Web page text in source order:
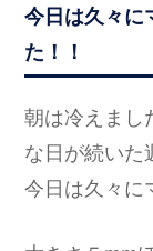
今日は久々に
た！！
朝は冷えまし
な日が続いた
今日は久々に